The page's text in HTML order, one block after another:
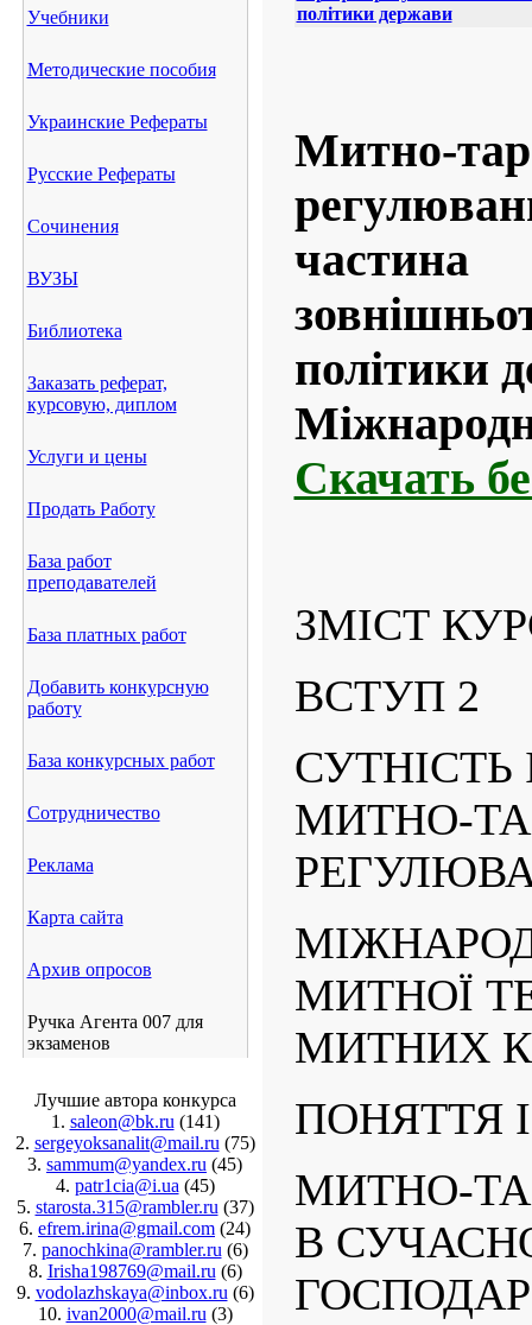
Учебники
Методические пособия
Украинские Рефераты
Русские Рефераты
Сочинения
ВУЗЫ
Библиотека
Заказать реферат,
курсовую, диплом
Услуги и цены
Продать Работу
База работ
преподавателей
База платных работ
Добавить конкурсную
работу
База конкурсных работ
Сотрудничество
Реклама
Карта сайта
Архив опросов
Ручка Агента 007 для
экзаменов
Лучшие автора конкурса
1. saleon@bk.ru (141)
2. sergeyoksanalit@mail.ru (75)
3. sammum@yandex.ru (45)
4. patr1cia@i.ua (45)
5. starosta.315@rambler.ru (37)
6. efrem.irina@gmail.com (24)
7. panochkina@rambler.ru (6)
8. Irisha198769@mail.ru (6)
9. vodolazhskaya@inbox.ru (6)
10. ivan2000@mail.ru (3)
політики держави
Митно-
частина
політики
Скачать
ЗМІСТ
ВСТУП 2
СУТНІСТЬ
МИТНО-
МИТНОЇ
МИТНИХ
ПОНЯТТЯ
МИТНО-
В